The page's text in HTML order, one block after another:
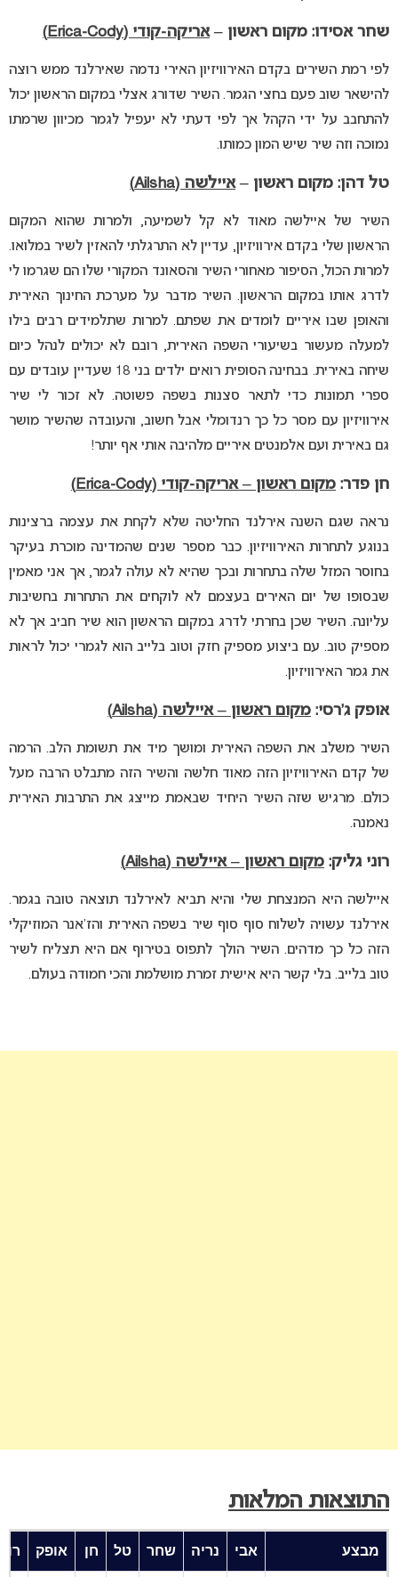
שחר אסידו: מקום ראשון –אריקה-קודי (Erica-Cody)
לפי רמת השירים בקדם האירוויזיון האירי נדמה שאירלנד ממש רוצה
להישאר שוב פעם בחצי הגמר. השיר שדורג אצלי במקום הראשון יכול
להתחבב על ידי הקהל אך לפי דעתי לא יעפיל לגמר מכיוון שרמתו
נמוכה וזה שיר שיש המון כמותו.
טל דהן: מקום ראשון –איילשה (Ailsha)
השיר של איילשה מאוד לא קל לשמיעה, ולמרות שהוא המקום
הראשון שלי בקדם אירוויזיון, עדיין לא התרגלתי להאזין לשיר במלואו.
למרות הכול, הסיפור מאחורי השיר והסאונד המקורי שלו הם שגרמו לי
לדרג אותו במקום הראשון. השיר מדבר על מערכת החינוך האירית
והאופן שבו איריים לומדים את שפתם. למרות שתלמידים רבים בילו
למעלה מעשור בשיעורי השפה האירית, רובם לא יכולים לנהל כיום
שיחה באירית. בבחינה הסופית רואים ילדים בני 18 שעדיין עובדים עם
ספרי תמונות כדי לתאר סצנות בשפה פשוטה. לא זכור לי שיר
אירוויזיון עם מסר כל כך רנדומלי אבל חשוב, והעובדה שהשיר מושר
גם באירית ועם אלמנטים איריים מלהיבה אותי אף יותר!
חן פדר: מקום ראשון –אריקה-קודי (Erica-Cody)
נראה שגם השנה אירלנד החליטה שלא לקחת את עצמה ברצינות
בנוגע לתחרות האירוויזיון. כבר מספר שנים שהמדינה מוכרת בעיקר
בחוסר המזל שלה בתחרות ובכך שהיא לא עולה לגמר, אך אני מאמין
שבסופו של יום האירים בעצמם לא לוקחים את התחרות בחשיבות
עליונה. השיר שכן בחרתי לדרג במקום הראשון הוא שיר חביב אך לא
מספיק טוב. עם ביצוע מספיק חזק וטוב בלייב הוא לגמרי יכול לראות
את גמר האירוויזיון.
אופק ג’רסי: מקום ראשון –איילשה (Ailsha)
השיר משלב את השפה האירית ומושך מיד את תשומת הלב. הרמה
של קדם האירוויזיון הזה מאוד חלשה והשיר הזה מתבלט הרבה מעל
כולם. מרגיש שזה השיר היחיד שבאמת מייצג את התרבות האירית
נאמנה.
רוני גליק: מקום ראשון –איילשה (Ailsha)
איילשה היא המנצחת שלי והיא תביא לאירלנד תוצאה טובה בגמר.
אירלנד עשויה לשלוח סוף סוף שיר בשפה האירית והז’אנר המוזיקלי
הזה כל כך מדהים. השיר הולך לתפוס בטירוף אם היא תצליח לשיר
טוב בלייב. בלי קשר היא אישית זמרת מושלמת והכי חמודה בעולם.
התוצאות המלאות
מבצע אבי נריה שחר טל חן אופק